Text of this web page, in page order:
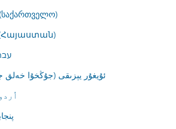
ئۇيغۇر يېزىقى (جۇڭخۇا خەلق